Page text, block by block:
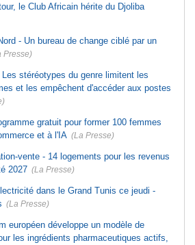
le Club Africain hérite du Djoliba
- Un bureau de change ciblé par un
Presse)
stéréotypes du genre limitent les
et les empêchent d'accéder aux postes
gratuit pour former 100 femmes
et à l'IA (La Presse)
vente - 14 logements pour les revenus
2027 (La Presse)
dans le Grand Tunis ce jeudi -
(La Presse)
européen développe un modèle de
les ingrédients pharmaceutiques actifs,